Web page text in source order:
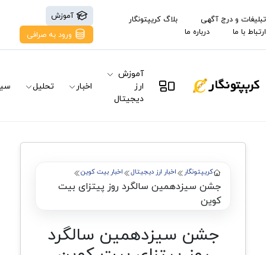
تبلیغات و درج آگهی
بلاگ کریپتونگار
ارتباط با ما
درباره ما
آموزش
ورود به صرافی
آموزش
ارز
دیجیتال
اخبار تحلیل
کریپتونگار اخبار ارز دیجیتال اخبار بیت کوین
جشن سیزدهمین سالگرد روز پیتزای بیت
کوین
جشن سیزدهمین سالگرد